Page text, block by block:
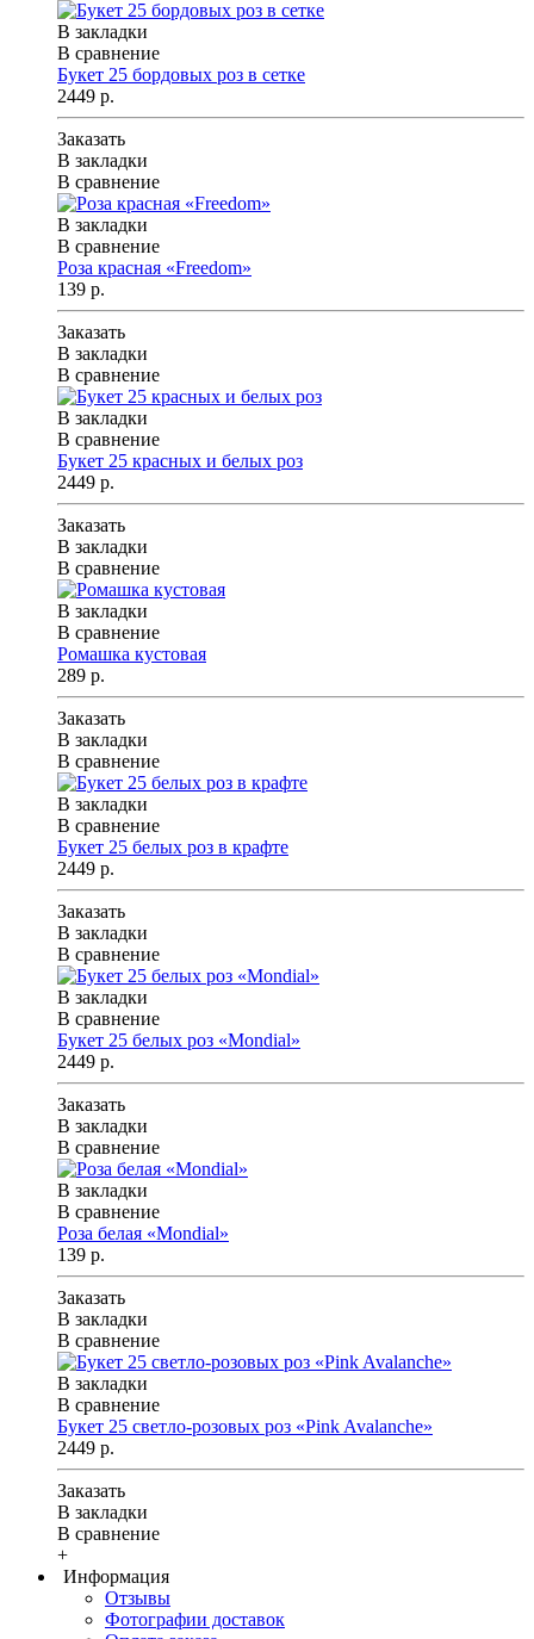
В закладки
В сравнение
Букет 25 бордовых роз в сетке
2449 р.
Заказать
В закладки
В сравнение
В закладки
В сравнение
Роза красная «Freedom»
139 р.
Заказать
В закладки
В сравнение
В закладки
В сравнение
Букет 25 красных и белых роз
2449 р.
Заказать
В закладки
В сравнение
В закладки
В сравнение
Ромашка кустовая
289 р.
Заказать
В закладки
В сравнение
В закладки
В сравнение
Букет 25 белых роз в крафте
2449 р.
Заказать
В закладки
В сравнение
В закладки
В сравнение
Букет 25 белых роз «Mondial»
2449 р.
Заказать
В закладки
В сравнение
В закладки
В сравнение
Роза белая «Mondial»
139 р.
Заказать
В закладки
В сравнение
В закладки
В сравнение
Букет 25 светло-розовых роз «Pink Avalanche»
2449 р.
Заказать
В закладки
В сравнение
+
Информация
Отзывы
Фотографии доставок